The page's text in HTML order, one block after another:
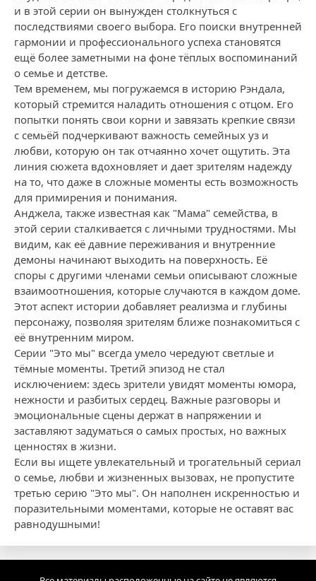
и в этой серии он вынужден столкнуться с
последствиями своего выбора. Его поиски внутренней
гармонии и профессионального успеха становятся
ещё более заметными на фоне тёплых воспоминаний
о семье и детстве.
Тем временем, мы погружаемся в историю Рэндала,
который стремится наладить отношения с отцом. Его
попытки понять свои корни и завязать крепкие связи
с семьёй подчеркивают важность семейных уз и
любви, которую он так отчаянно хочет ощутить. Эта
линия сюжета вдохновляет и дает зрителям надежду
на то, что даже в сложные моменты есть возможность
для примирения и понимания.
Анджела, также известная как "Мама" семейства, в
этой серии сталкивается с личными трудностями. Мы
видим, как её давние переживания и внутренние
демоны начинают выходить на поверхность. Её
споры с другими членами семьи описывают сложные
взаимоотношения, которые случаются в каждом доме.
Этот аспект истории добавляет реализма и глубины
персонажу, позволяя зрителям ближе познакомиться с
её внутренним миром.
Серии "Это мы" всегда умело чередуют светлые и
тёмные моменты. Третий эпизод не стал
исключением: здесь зрители увидят моменты юмора,
нежности и разбитых сердец. Важные разговоры и
эмоциональные сцены держат в напряжении и
заставляют задуматься о самых простых, но важных
ценностях в жизни.
Если вы ищете увлекательный и трогательный сериал
о семье, любви и жизненных вызовах, не пропустите
третью серию "Это мы". Он наполнен искренностью и
поразительными моментами, которые не оставят вас
равнодушными!